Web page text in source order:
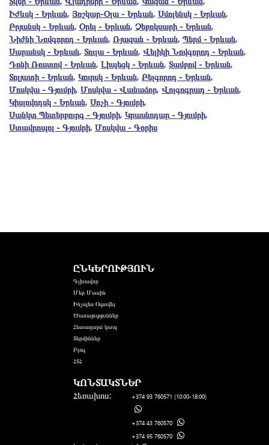
Իժևսկ - Երևան, Յոշկար-Օլա - Երևան, Սմոլենսկ - Երևան,
Բրյանսկ - Երևան, Օրել - Երևան, Չեբոկսարի - Երևան,
Նիժնի Նովգորոդ - Երևան, Ռյազան - Երևան, Պերմ - Երևան,
Սարանսկ - Երևան, Տուլա - Երևան, Վելիկի Նովգորոդ - Երևան,
Դոնի Ռոստով - Երևան, Լիպեցկ - Երևան, Տամբով - Երևան,
Տոլյատի - Երևան, Կուրսկ - Երևան, Բելգորոդ - Երևան,
Մոսկվա - Գյումրի, Մոսկվա - Վանաձոր, Վոլգոգրադ - Երևան,
Կիսլովոդսկ - Երևան, Սոչի - Գյումրի,
Սանկտ Պետերբուրգ - Գյումրի, Կրասնոդար - Գյումրի,
Ստավրոպոլ - Գյումրի, Մոսկվա - Գորիս
ԸՆԿԵՐՈՒԹՅՈՒՆ
Գլխավոր
Մեր Մասին
Ինչպես Օգտվել
Ծառայություններ
Հետադարձ կապ
Տերմիններ
Բլոգ
ՀՏՀ
ԿՈՆՏԱԿՏՆԵՐ
Հեռախոս: +374 93 760571 (10:00-18:00)
+374 43 760570
+374 95 760570